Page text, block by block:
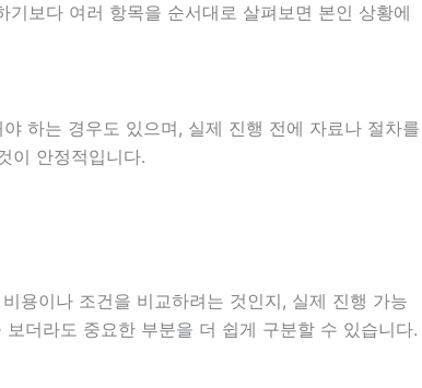
보다 여러 항목을 순서대로 살펴보면 본인 상황에
하는 경우도 있으며, 실제 진행 전에 자료나 절차를
이 안정적입니다.
용이나 조건을 비교하려는 것인지, 실제 진행 가능
더라도 중요한 부분을 더 쉽게 구분할 수 있습니다.